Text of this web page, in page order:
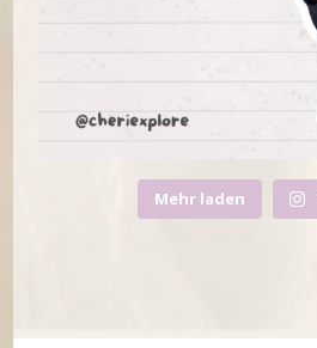
Mehr laden